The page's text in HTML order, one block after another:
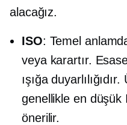
alacağız.
ISO: Temel
veya karartır.
ışığa
genellikle en düşük
önerilir.